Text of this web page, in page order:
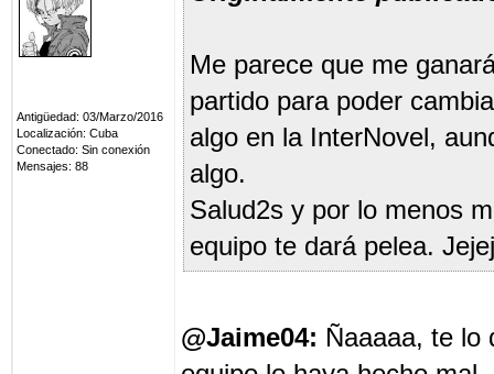
Antigüedad: 03/Marzo/2016
Localización: Cuba
Conectado: Sin conexión
Mensajes: 88
Me parece que me
partido para poder
algo en la InterNovel,
algo.
Salud2s y por lo menos
equipo te dará pelea.
@Jaime04: Ñaaaaa, te lo